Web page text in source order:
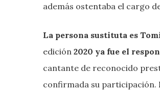
además ostentaba el cargo
La persona sustituta es
edición 2020 ya fue el
cantante de reconocido
confirmada su participación.